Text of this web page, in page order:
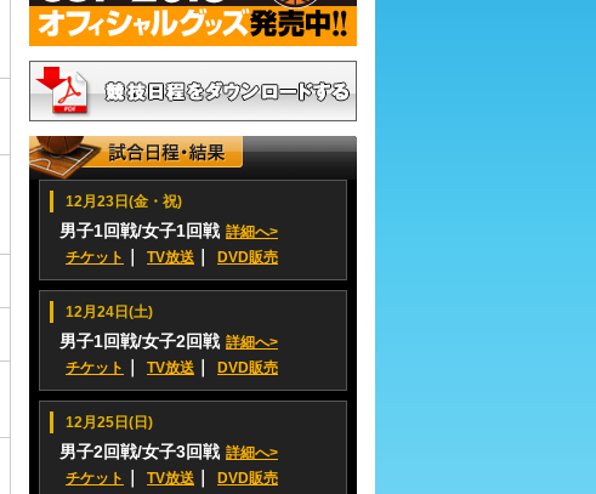
12月23日(金・祝)
男子1回戦/女子1回戦 詳細へ>
チケット
TV放送 DVD販売
12月24日(土)
男子1回戦/女子2回戦 詳細へ>
チケット
TV放送 DVD販売
12月25日(日)
男子2回戦/女子3回戦 詳細へ>
チケット
TV放送 DVD販売